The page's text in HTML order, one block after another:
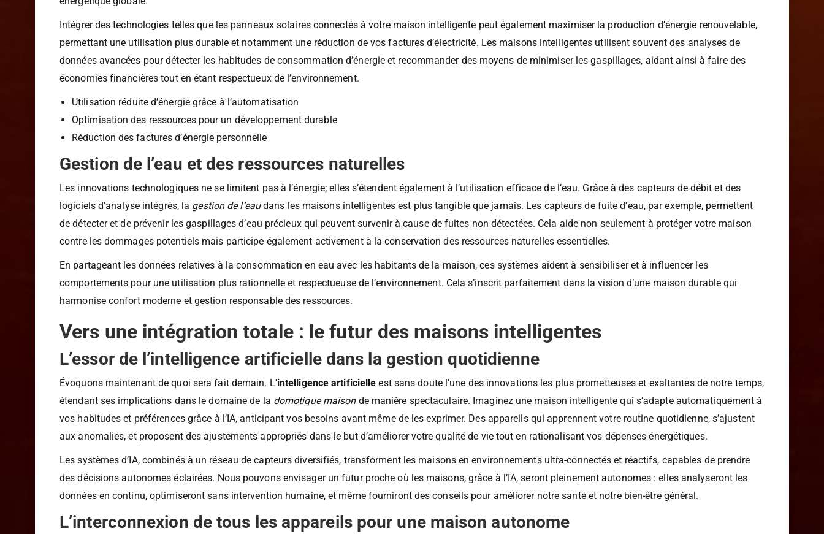
chauffage et climatisation intelligentes
énergétique globale.
Intégrer des technologies telles que les panneaux solaires connectés à votre maison intelligente peut également maximiser la production d’énergie renouvelable,
permettant une utilisation plus durable et notamment une réduction de vos factures d’électricité. Les maisons intelligentes utilisent souvent des analyses de
données avancées pour détecter les habitudes de consommation d’énergie et recommander des moyens de minimiser les gaspillages, aidant ainsi à faire des
économies financières tout en étant respectueux de l’environnement.
Utilisation réduite d’énergie grâce à l’automatisation
Optimisation des ressources pour un développement durable
Réduction des factures d’énergie personnelle
Gestion de l’eau et des ressources naturelles
Les innovations technologiques ne se limitent pas à l’énergie; elles s’étendent également à l’utilisation efficace de l’eau. Grâce à des capteurs de débit et des
logiciels d’analyse intégrés, lagestion de l’eaudans les maisons intelligentes est plus tangible que jamais. Les capteurs de fuite d’eau, par exemple, permettent
de détecter et de prévenir les gaspillages d’eau précieux qui peuvent survenir à cause de fuites non détectées. Cela aide non seulement à protéger votre maison
contre les dommages potentiels mais participe également activement à la conservation des ressources naturelles essentielles.
En partageant les données relatives à la consommation en eau avec les habitants de la maison, ces systèmes aident à sensibiliser et à influencer les
comportements pour une utilisation plus rationnelle et respectueuse de l’environnement. Cela s’inscrit parfaitement dans la vision d’une maison durable qui
harmonise confort moderne et gestion responsable des ressources.
Vers une intégration totale : le futur des maisons intelligentes
L’essor de l’intelligence artificielle dans la gestion quotidienne
Évoquons maintenant de quoi sera fait demain. L’intelligence artificielleest sans doute l’une des innovations les plus prometteuses et exaltantes de notre temps,
étendant ses implications dans le domaine de ladomotique maisonde manière spectaculaire. Imaginez une maison intelligente qui s’adapte automatiquement à
vos habitudes et préférences grâce à l’IA, anticipant vos besoins avant même de les exprimer. Des appareils qui apprennent votre routine quotidienne, s’ajustent
aux anomalies, et proposent des ajustements appropriés dans le but d’améliorer votre qualité de vie tout en rationalisant vos dépenses énergétiques.
Les systèmes d’IA, combinés à un réseau de capteurs diversifiés, transforment les maisons en environnements ultra-connectés et réactifs, capables de prendre
des décisions autonomes éclairées. Nous pouvons envisager un futur proche où les maisons, grâce à l’IA, seront pleinement autonomes : elles analyseront les
données en continu, optimiseront sans intervention humaine, et même fourniront des conseils pour améliorer notre santé et notre bien-être général.